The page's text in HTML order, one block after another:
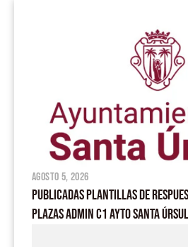
agosto 5, 2026
PUBLICADAS PLANTILLAS DE
PLAZAS ADMIN C1 AYTO SANTA